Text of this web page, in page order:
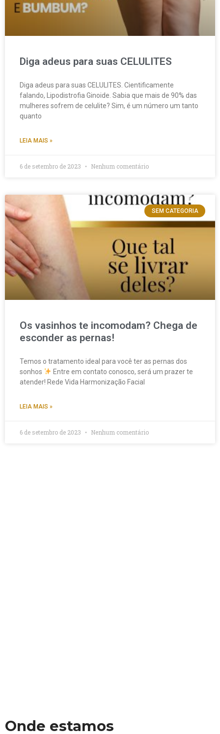
Diga adeus para suas CELULITES
Diga adeus para suas CELULITES. Cientificamente
falando, Lipodistrofia Ginoide. Sabia que mais de 90% das
mulheres sofrem de celulite? Sim, é um número um tanto
quanto
LEIA MAIS »
6 de setembro de 2023 Nenhum comentário
SEM CATEGORIA
Os vasinhos te incomodam? Chega de
esconder as pernas!
Temos o tratamento ideal para você ter as pernas dos
sonhos
Entre em contato conosco, será um prazer te
atender! Rede Vida Harmonização Facial
LEIA MAIS »
6 de setembro de 2023 Nenhum comentário
Onde estamos